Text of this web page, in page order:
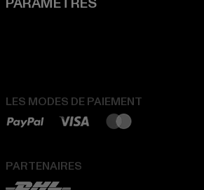
LES MODES DE PAIEMENT
PARTENAIRES